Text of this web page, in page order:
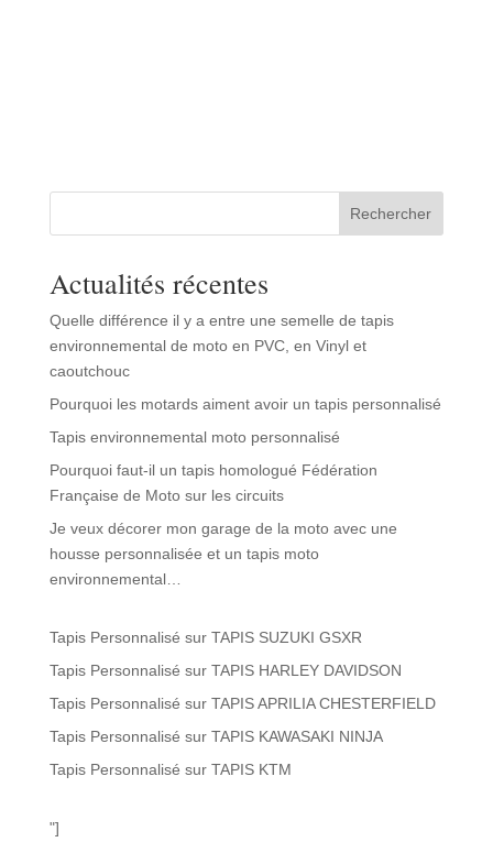
Rechercher
Actualités récentes
Quelle différence il y a entre une semelle de tapis
environnemental de moto en PVC, en Vinyl et
caoutchouc
Pourquoi les motards aiment avoir un tapis personnalisé
Tapis environnemental moto personnalisé
Pourquoi faut-il un tapis homologué Fédération
Française de Moto sur les circuits
Je veux décorer mon garage de la moto avec une
housse personnalisée et un tapis moto
environnemental…
Tapis Personnalisé sur TAPIS SUZUKI GSXR
Tapis Personnalisé sur TAPIS HARLEY DAVIDSON
Tapis Personnalisé sur TAPIS APRILIA CHESTERFIELD
Tapis Personnalisé sur TAPIS KAWASAKI NINJA
Tapis Personnalisé sur TAPIS KTM
"]